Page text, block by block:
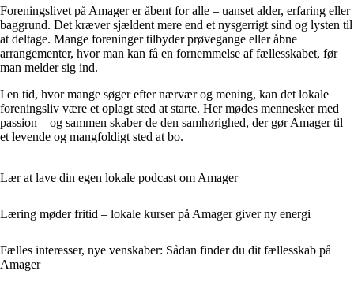
Foreningslivet på Amager er åbent for alle – uanset alder, erfaring eller
baggrund. Det kræver sjældent mere end et nysgerrigt sind og lysten til
at deltage. Mange foreninger tilbyder prøvegange eller åbne
arrangementer, hvor man kan få en fornemmelse af fællesskabet, før
man melder sig ind.
I en tid, hvor mange søger efter nærvær og mening, kan det lokale
foreningsliv være et oplagt sted at starte. Her mødes mennesker med
passion – og sammen skaber de den samhørighed, der gør Amager til
et levende og mangfoldigt sted at bo.
Lær at lave din egen lokale podcast om Amager
Læring møder fritid – lokale kurser på Amager giver ny energi
Fælles interesser, nye venskaber: Sådan finder du dit fællesskab på
Amager